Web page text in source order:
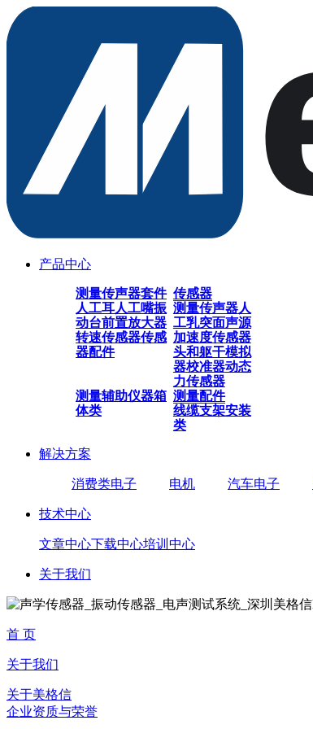
产品中心
传感器
测量传声器套件
人工耳人工嘴振
动台前置放大器
转速传感器传感
器配件
测量传声器人
工乳突面声源
加速度传感器
头和躯干模拟
器校准器动态
力传感器
测量配件
测量辅助仪器箱
体类
线缆支架安装
类
解决方案
消费类电子 电机 汽车电子
技术中心
文章中心下载中心培训中心
关于我们
首 页
关于我们
关于美格信
企业资质与荣誉